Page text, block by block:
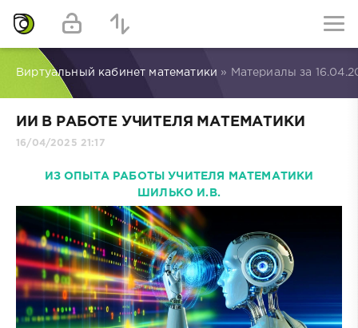
Виртуальный кабинет математики » Материалы за
ИИ В РАБОТЕ УЧИТЕЛЯ МАТЕМАТИКИ
16/04/2025 21:17
ИЗ ОПЫТА РАБОТЫ УЧИТЕЛЯ МАТЕМАТИКИ
ШИЛЬКО И.В.